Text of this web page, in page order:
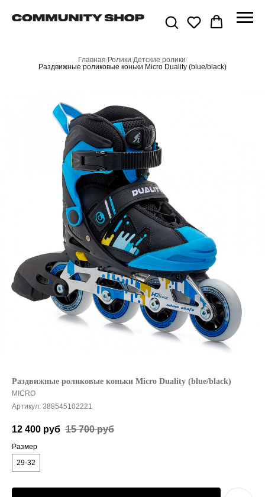
Главная/Ролики/Детские ролики/
Раздвижные роликовые коньки Micro Duality (blue/black)
Раздвижные роликовые коньки Micro Duality (blue/black)
MICRO
Артикул: 388545102221
12 400 руб 15 700 руб
Размер
29-32